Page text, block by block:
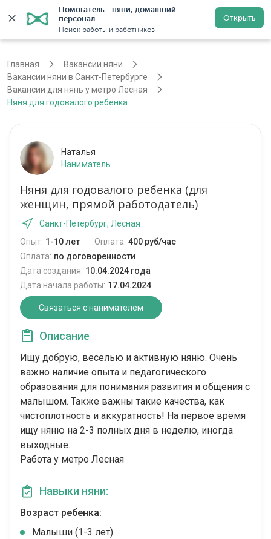
Помогатель - няни, домашний
персонал
Поиск работы и работников
Открыть
Регистрация
Главная
Вакансии няни
Вакансии няни в Санкт-Петербурге
Вакансии для нянь у метро Лесная
Няня для годовалого ребенка
Наталья
Наниматель
Няня для годовалого ребенка (для
женщин, прямой работодатель)
Санкт-Петербург, Лесная
Опыт: 1-10 лет Оплата: 400 руб/час
Оплата: по договоренности
Дата создания: 10.04.2024 года
Дата начала работы: 17.04.2024
Связаться с нанимателем
Описание
Ищу добрую, веселью и активную няню. Очень
важно наличие опыта и педагогического
образования для понимания развития и общения с
малышом. Также важны такие качества, как
чистоплотность и аккуратность! На первое время
ищу няню на 2-3 полных дня в неделю, иногда
выходные.
Работа у метро Лесная
Навыки няни:
Возраст ребенка:
Малыши (1-3 лет)